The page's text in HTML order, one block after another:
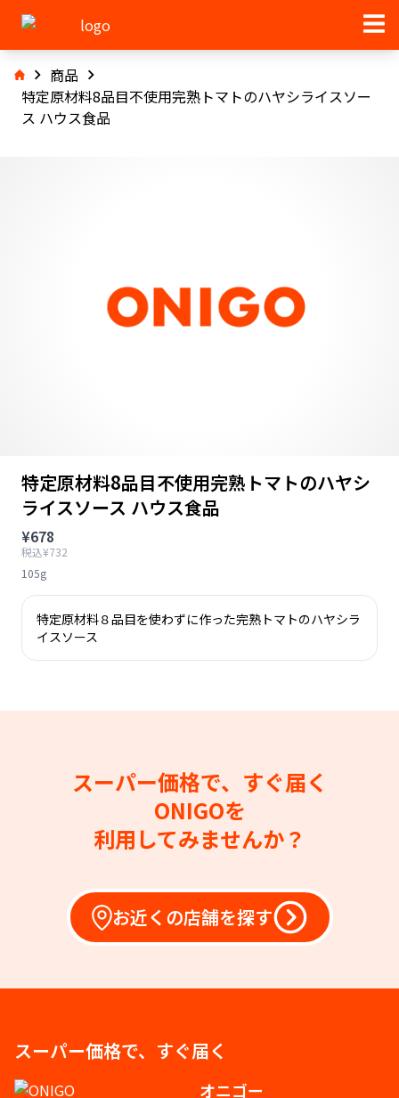
商品
特定原材料8品目不使用完熟トマトのハヤシライスソー
ス ハウス食品
特定原材料8品目不使用完熟トマトのハヤシ
ライスソース ハウス食品
¥678
税込¥732
105g
特定原材料８品目を使わずに作った完熟トマトのハヤシラ
イスソース
スーパー価格で、すぐ届く
ONIGOを
利用してみませんか？
お近くの店舗を探す
スーパー価格で、すぐ届く
オニゴー